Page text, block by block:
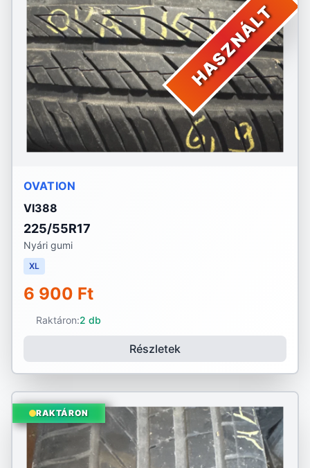
HASZNÁLT
OVATION
VI388
225/55R17
Nyári gumi
XL
6 900 Ft
Raktáron:2 db
Részletek
RAKTÁRON